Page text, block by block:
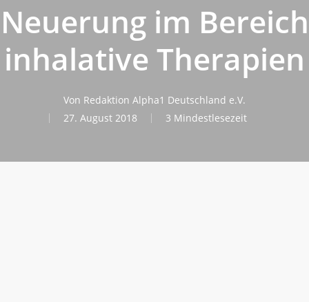
Neuerung im Bereich
inhalative Therapien
Von Redaktion Alpha1 Deutschland e.V.
27. August 2018
3 Mindestlesezeit